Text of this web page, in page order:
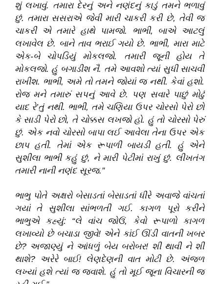
શું લખાવું. તમારા દેરનું અને નણંદનું કાડું તમને ભળાવું
છું. તમારા સસરાએ જેવી મારી ચાકરી કરી છે, તેવી જ
ચાકરી એ તમારે હાથે પામજો. ભાભી, બાએ આટલું
લખાવેલ છે. બાને તાવ ભરાઈ ગયો છે. ભાભી, મારા માટે
એક-બે ચોપડિયું મોકલજો. તમારી જૂની હોય તે
મોકલજો. હું બગાડીશ નૈ. તમે આવશો ત્યાં સુધી સાચવી
રાખીશ. ભાભી, અમે તો તમને જોયાં જ નથી. કેવાં હશો.
રોજ મને તમારું સપનું આવે છે. પણ સવારે પાછું મોઢું
યાદ રે’તું નથી. ભાભી, તમે ચણિયા ઉપર ચોરસો પેરો છો
કે સાડી પેરો છો, તે ચોક્કસ લખજો હો. હું તો ચોરસો પેરું
છું. એક નવો ચોરસો બાપા લઈ આવેલા તેના ઉપર એક
છાપ હતી. તેમાં એક રૂપાળી બાયડી હતી. હું એને
સુશીલા ભાભી કહું છું, ને મારી પેટીમાં રાખું છું. લીખતંગ
તમારી નાની નણંદ સૂરજ.”
ભાભુ પોતે અક્ષરો બેસાડતાં બેસાડતાં ધીરે અવાજે વાંચતાં
ગયાં તે સુશીલા સાંભળતી ગઈ. કાગળ પૂરો કરીને
ભાભુએ કહ્યું: “લે વાંચ જોઉં, કેવો રૂપાળો કાગળ
લખાવ્યો છે બચાડા જીવે! એને કાંઈ ઊંડી વાતની ખબર
છે? અજાણ્યું ને આંધળું બેય બરોબર! શી થાવી ને શી
થાશે? અરેરે બાઈ! લેણદેણની વાત મોટી છે. અંજળ
લખ્યાં હશે ત્યાં જ જવાશે. હું તો મૂઈ જૂના વિચારની જ